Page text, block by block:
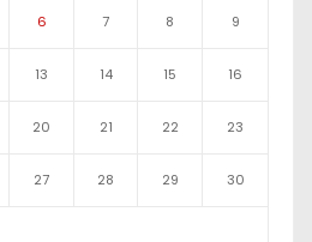
6 7 8 9
13 14 15 16
20 21 22 23
27 28 29 30